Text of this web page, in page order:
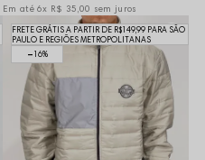
6x R$ 35,00 sem juros
16%
FRETE GRÁTIS A PARTIR DE R$149,99 PARA SÃO
PAULO E REGIÕES METROPOLITANAS